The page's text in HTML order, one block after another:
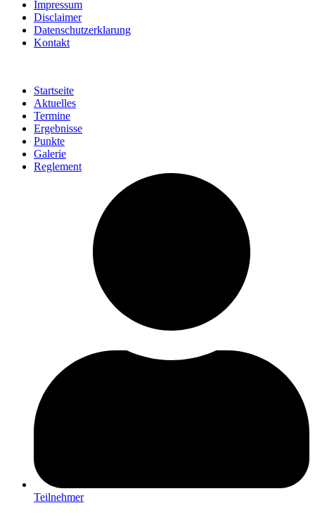
Impressum
Disclaimer
Datenschutzerklarung
Kontakt
Startseite
Aktuelles
Termine
Ergebnisse
Punkte
Galerie
Reglement
Teilnehmer